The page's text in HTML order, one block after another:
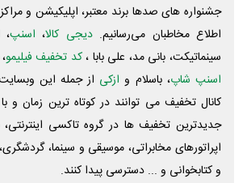
جشنواره های صدها برند معتبر، اپلیکیشن و
اطلاع مخاطبان می‌رسانیم. دیجی کالا، اسنپ
سینماتیکت، بانی مد، علی‌ بابا ،کد تخفیف فیلیمو
اسنپ شاپ، باسلام و ازکی از جمله این
کانال تخفیف می توانند در کوتاه ترین زمان و
جدیدترین تخفیف ها در گروه تاکسی
اپراتورهای مخابراتی، موسیقی و سینما،
و کتابخوانی و ... دسترسی پیدا کنند.